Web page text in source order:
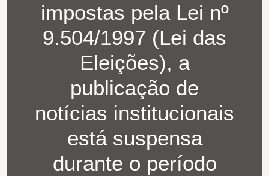
impostas pela Lei nº
9.504/1997 (Lei das
Eleições), a
publicação de
notícias institucionais
está suspensa
durante o período